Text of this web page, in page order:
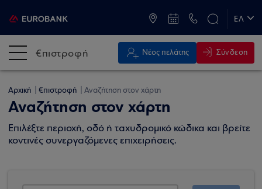
ΕΛ
€πιστροφή Νέος πελάτης Σύνδεση
Αρχική €πιστροφή Αναζήτηση στον χάρτη
Αναζήτηση στον χάρτη
Επιλέξτε περιοχή, οδό ή ταχυδρομικό κώδικα και βρείτε
κοντινές συνεργαζόμενες επιχειρήσεις.